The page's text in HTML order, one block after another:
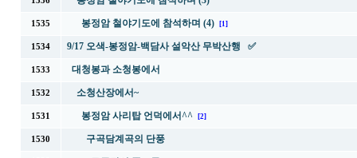
1535 봉정암 철야기도에 참석하며 (4) [1]
1534 9/17 오색-봉정암-백담사 설악산 무박산행 ✅
1533 대청봉과 소청봉에서
1532 소청산장에서~
1531 봉정암 사리탑 언덕에서^^ [2]
1530 구곡담계곡의 단풍